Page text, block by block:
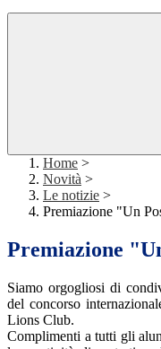
Home >
Novità >
Le notizie >
Premiazione "Un
Premiazione
Siamo orgogliosi di
del concorso
Lions Club.
Complimenti a tutti gli